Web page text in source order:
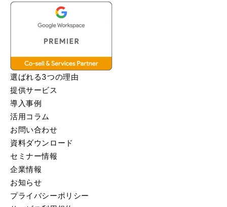
選ばれる3つの理由
提供サービス
導入事例
活用コラム
お問い合わせ
資料ダウンロード
セミナー情報
企業情報
お知らせ
プライバシーポリシー